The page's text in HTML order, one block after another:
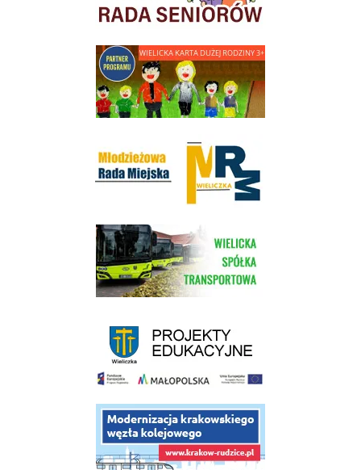
link do strony - Wielicka Karta Dużej Rodziny
link do strony Wielickiej Spółki Transportowej
link do opisu projektu budowy linii kolejowej Krakow Rudzice